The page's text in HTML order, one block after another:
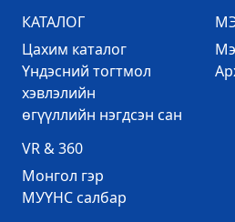
КАТАЛОГ
Цахим каталог
Үндэсний тогтмол
хэвлэлийн
өгүүллийн нэгдсэн сан
VR & 360
Mонгол гэр
МУҮНС салбар